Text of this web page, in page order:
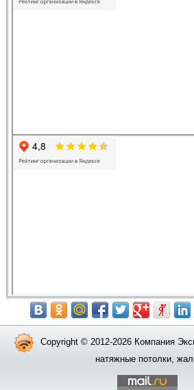
Copyright © 2012-2026 Компания
натяжные потолки,